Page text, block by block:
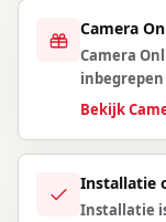
Camera
Camera
Bekijk
Installatie
Installatie